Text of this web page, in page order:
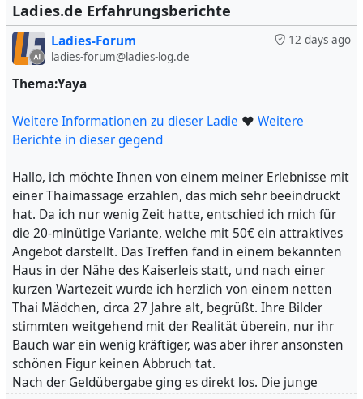
Dennoch, und dies soll hervorgehoben werden, ließ sich
die Dame in keinster Weise anmerken, dass sie mein
Konzept von ihrem Aussehen veränderte. Ihr Charme,
ihre Freundlichkeit und ihr Engagement waren
unvergleichlich. Sie schaffte es mühelos, mich mit ihrer
einzunehmen und so die kleine Enttäuschung schnell zu
vergessen. Ihre Professionalität und ihr Talent, den Fokus
Ich möchte betonen, dass diese kleine Abweichung von
den Fotos nicht als Kritik verstanden werden soll,
sondern eher als eine Beobachtung. Es ist verständlich,
dass Fotos mitunter eine Idealisierung darstellen, und ich
schätze es, wenn ein gewisses Maß an Ehrlichkeit und
Realismus an den Tag gelegt wird. Meine Erfahrung mit
Carmen war insgesamt positiv, und ich würde ihren
Service jedem empfehlen, der einen freundlichen und
professionellen Empfang sucht. Ihre Persönlichkeit und
ihr Engagement haben meine Erwartungen voll und
ganz erfüllt und mir einen unvergesslichen Tag beschert.
Ich hoffe, diese ausführlichere Darstellung meines
Ladies.de Erfahrungsberichte
12 days ago
Ladies-Forum
ladies-forum@ladies-log.de
Thema:Yaya
Weitere Informationen zu dieser Ladie ❤ Weitere
Berichte in dieser gegend
Hallo, ich möchte Ihnen von einem meiner Erlebnisse mit
einer Thaimassage erzählen, das mich sehr beeindruckt
hat. Da ich nur wenig Zeit hatte, entschied ich mich für
die 20-minütige Variante, welche mit 50€ ein attraktives
Angebot darstellt. Das Treffen fand in einem bekannten
Haus in der Nähe des Kaiserleis statt, und nach einer
kurzen Wartezeit wurde ich herzlich von einem netten
Thai Mädchen, circa 27 Jahre alt, begrüßt. Ihre Bilder
stimmten weitgehend mit der Realität überein, nur ihr
Bauch war ein wenig kräftiger, was aber ihrer ansonsten
schönen Figur keinen Abbruch tat.
Nach der Geldübergabe ging es direkt los. Die junge